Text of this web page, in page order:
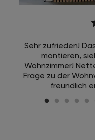
Sehr zufrieden!
montieren,
Wohnzimmer!
Frage zu der
freundlich